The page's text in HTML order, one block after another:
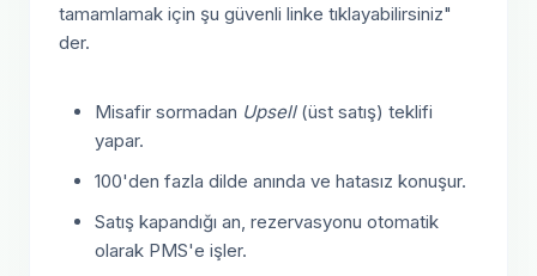
tamamlamak için şu güvenli linke tıklayabilirsiniz"
der.
Misafir sormadan Upsell(üst satış) teklifi
yapar.
100'den fazla dilde anında ve hatasız konuşur.
Satış kapandığı an, rezervasyonu otomatik
olarak PMS'e işler.